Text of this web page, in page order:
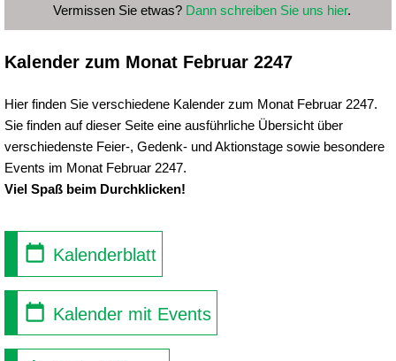
Vermissen Sie etwas? Dann schreiben Sie uns hier.
Kalender zum Monat Februar 2247
Hier finden Sie verschiedene Kalender zum Monat Februar 2247.
Sie finden auf dieser Seite eine ausführliche Übersicht über
verschiedenste Feier-, Gedenk- und Aktionstage sowie besondere
Events im Monat Februar 2247.
Viel Spaß beim Durchklicken!
Kalenderblatt
Kalender mit Events